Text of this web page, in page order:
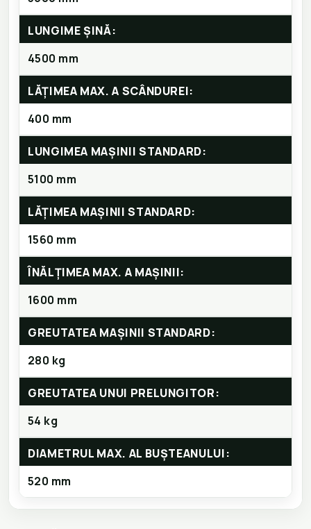
LUNGIME ȘINĂ:
4500 mm
LĂȚIMEA MAX. A SCÂNDUREI:
400 mm
LUNGIMEA MAȘINII STANDARD:
5100 mm
LĂȚIMEA MAȘINII STANDARD:
1560 mm
ÎNĂLȚIMEA MAX. A MAȘINII:
1600 mm
GREUTATEA MAȘINII STANDARD:
280 kg
GREUTATEA UNUI PRELUNGITOR:
54 kg
DIAMETRUL MAX. AL BUȘTEANULUI:
520 mm